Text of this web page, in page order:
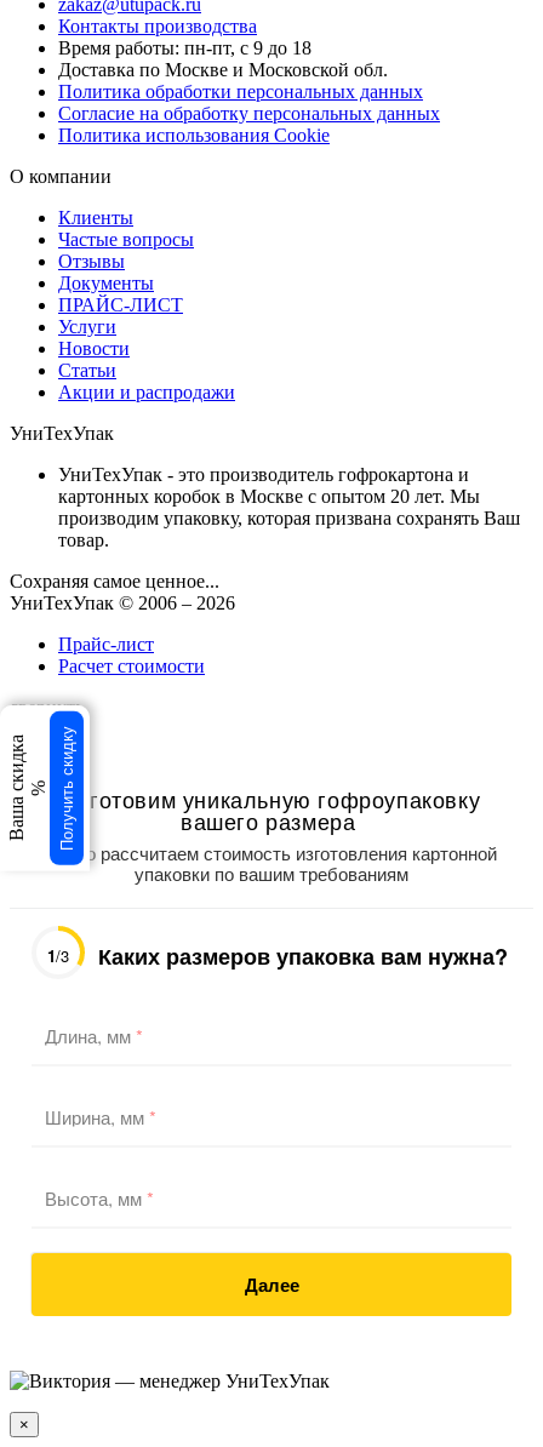
zakaz@utupack.ru
Контакты производства
Время работы: пн-пт, с 9 до 18
Доставка по Москве и Московской обл.
Политика обработки персональных данных
Согласие на обработку персональных данных
Политика использования Cookie
О компании
Клиенты
Частые вопросы
Отзывы
Документы
ПРАЙС-ЛИСТ
Услуги
Новости
Статьи
Акции и распродажи
УниТехУпак
УниТехУпак - это производитель гофрокартона и
картонных коробок в Москве с опытом 20 лет. Мы
производим упаковку, которая призвана сохранять Ваш
товар.
Сохраняя самое ценное...
УниТехУпак © 2006 – 2026
Прайс-лист
Расчет стоимости
свернуть
×
×
Изготовим уникальную гофроупаковку
вашего размера
Точно рассчитаем стоимость изготовления картонной
упаковки по вашим требованиям
1/3 Каких размеров упаковка вам нужна?
Длина, мм*
Ширина, мм*
Высота, мм*
Далее
×
Ваша скидка % Получить скидку